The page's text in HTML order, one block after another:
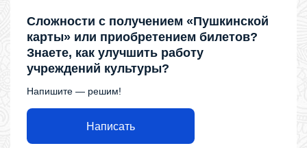
Сложности с получением «Пушкинской
карты» или приобретением билетов?
Знаете, как улучшить работу
учреждений культуры?
Напишите — решим!
Написать